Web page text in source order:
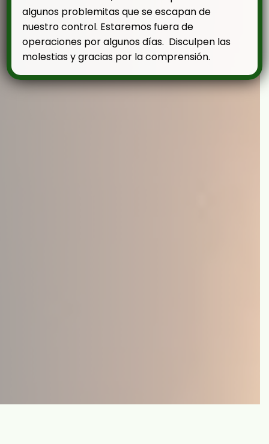
algunos problemitas que se escapan de
nuestro control. Estaremos fuera de
operaciones por algunos días. Disculpen las
molestias y gracias por la comprensión.